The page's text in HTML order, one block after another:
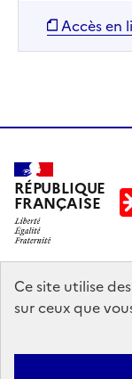
Ce site utilise
sur ceux que
Accès en
RÉPUBLIQUE
FRANÇAISE
education.gouv.fr
enseignementsup-